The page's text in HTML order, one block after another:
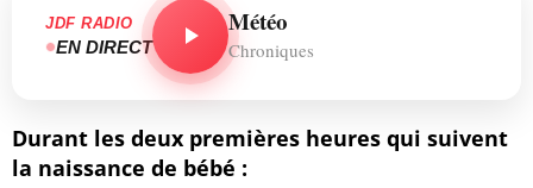
JDF RADIO
EN DIRECT
Météo
Chroniques
Durant les deux premières heures qui suivent
la naissance de bébé :